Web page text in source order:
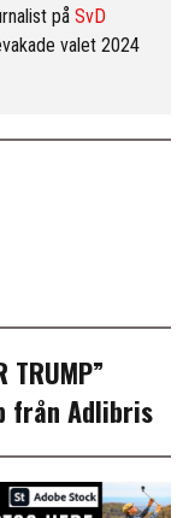
på SvD
valet 2024
och var SvD:s
TRUMP”
från Adlibris